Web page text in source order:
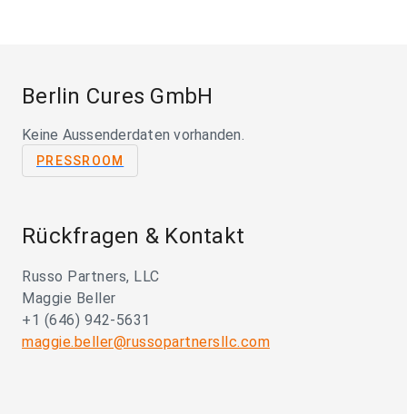
Berlin Cures GmbH
Keine Aussenderdaten vorhanden.
PRESSROOM
Rückfragen & Kontakt
Russo Partners, LLC
Maggie Beller
+1 (646) 942-5631
maggie.beller@russopartnersllc.com